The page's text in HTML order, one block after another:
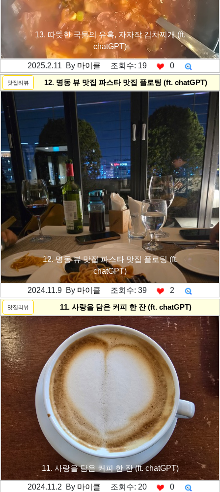
13. 따뜻한 국물의 유혹, 자자작 김치찌개 (ft.
chatGPT)
2025.2.11 By 마이클 조회수: 19 0
맛집리뷰 12. 명동 뷰 맛집 파스타 맛집 플로팅 (ft. chatGPT)
12. 명동 뷰 맛집 파스타 맛집 플로팅 (ft.
chatGPT)
2024.11.9 By 마이클 조회수: 39 2
맛집리뷰 11. 사랑을 담은 커피 한 잔 (ft. chatGPT)
11. 사랑을 담은 커피 한 잔 (ft. chatGPT)
2024.11.2 By 마이클 조회수: 20 0